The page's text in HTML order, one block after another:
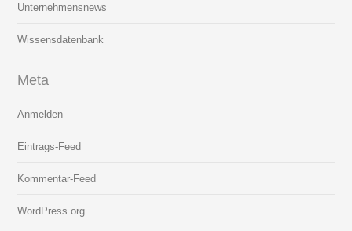
Unternehmensnews
Wissensdatenbank
Meta
Anmelden
Eintrags-Feed
Kommentar-Feed
WordPress.org